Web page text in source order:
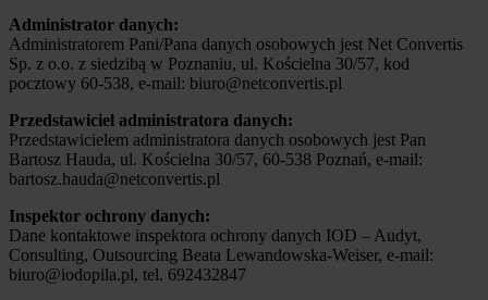
Administrator danych:
Administratorem Pani/Pana danych osobowych jest Net Convertis
Sp. z o.o. z siedzibą w Poznaniu, ul. Kościelna 30/57, kod
pocztowy 60-538, e-mail: biuro@netconvertis.pl
Przedstawiciel administratora danych:
Przedstawicielem administratora danych osobowych jest Pan
Bartosz Hauda, ul. Kościelna 30/57, 60-538 Poznań, e-mail:
bartosz.hauda@netconvertis.pl
Inspektor ochrony danych:
Dane kontaktowe inspektora ochrony danych IOD – Audyt,
Consulting, Outsourcing Beata Lewandowska-Weiser, e-mail:
biuro@iodopila.pl, tel. 692432847